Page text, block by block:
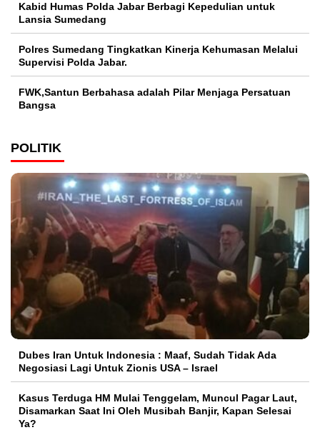
Kabid Humas Polda Jabar Berbagi Kepedulian untuk
Lansia Sumedang
Polres Sumedang Tingkatkan Kinerja Kehumasan Melalui
Supervisi Polda Jabar.
FWK,Santun Berbahasa adalah Pilar Menjaga Persatuan
Bangsa
POLITIK
Dubes Iran Untuk Indonesia : Maaf, Sudah Tidak Ada
Negosiasi Lagi Untuk Zionis USA – Israel
Kasus Terduga HM Mulai Tenggelam, Muncul Pagar Laut,
Disamarkan Saat Ini Oleh Musibah Banjir, Kapan Selesai
Ya?